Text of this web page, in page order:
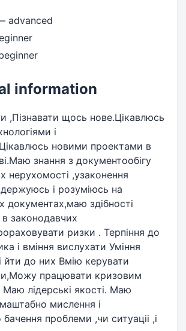
advanced
information
,Пізнавати щось нове.Цікавлюсь
і
новими проектами в
знання з документообігу
нерухомості ,узаконення
і розуміюсь на
документах,маю здібності
законодавчих
ризки . Терпіння до
і вміння вислухати Уміння
йти до них Вмію керувати
працювати кризовим
лідерські якості. Маю
мислення і
проблеми ,чи ситуаціі ,і